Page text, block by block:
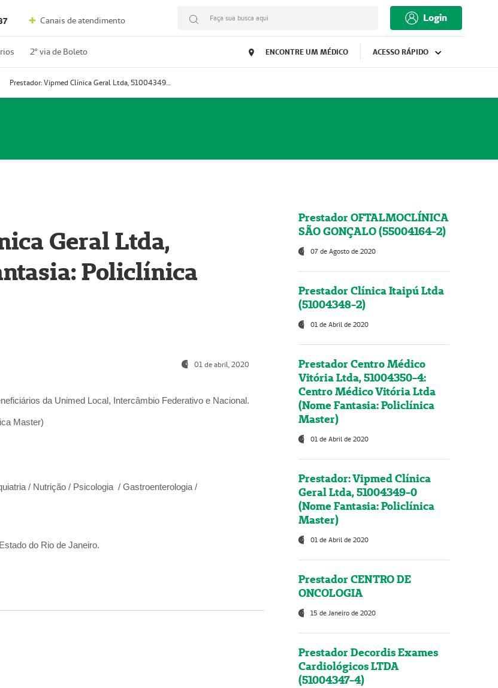
Canais de atendimento Faça sua busca aqui Login
2º via de Boleto ENCONTRE UM MÉDICO ACESSO RÁPIDO
Prestador: Vipmed Clínica Geral Ltda, 51004349-0 (Nome Fantasia: Policlínica Master)
Geral Ltda,
Policlínica
01 de abril, 2020
da Unimed Local, Intercâmbio Federativo e Nacional.
Master)
/ Nutrição / Psicologia / Gastroenterologia /
do Rio de Janeiro.
Prestador OFTALMOCLÍNICA
SÃO GONÇALO (55004164-2)
07 de Agosto de 2020
Prestador Clínica Itaipú Ltda
(51004348-2)
01 de Abril de 2020
Prestador Centro Médico
Vitória Ltda, 51004350-4:
Centro Médico Vitória Ltda
(Nome Fantasia: Policlínica
Master)
01 de Abril de 2020
Prestador: Vipmed Clínica
Geral Ltda, 51004349-0
(Nome Fantasia: Policlínica
Master)
01 de Abril de 2020
Prestador CENTRO DE
ONCOLOGIA
15 de Janeiro de 2020
Prestador Decordis Exames
Cardiológicos LTDA
(51004347-4)